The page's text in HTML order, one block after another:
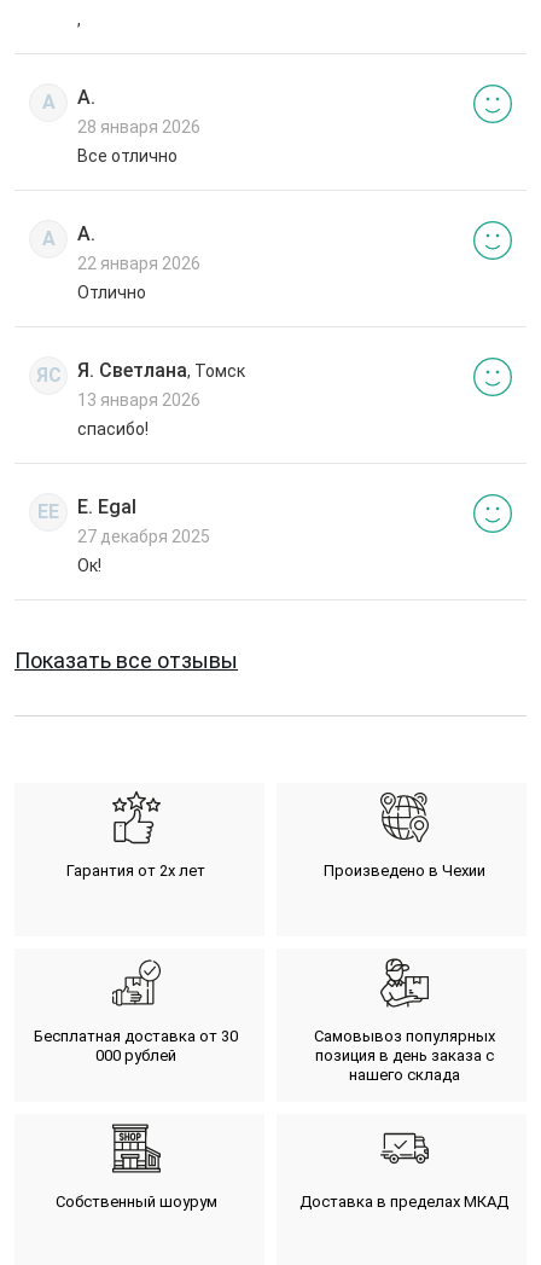
,
А А.
28 января 2026
Все отлично
А А.
22 января 2026
Отлично
ЯС Я. Светлана, Томск
13 января 2026
спасибо!
EE E. Egal
27 декабря 2025
Ок!
Показать все отзывы
Гарантия от 2х лет Произведено в Чехии
Бесплатная доставка от 30
000 рублей
Самовывоз популярных
позиция в день заказа с
нашего склада
Собственный шоурум Доставка в пределах МКАД